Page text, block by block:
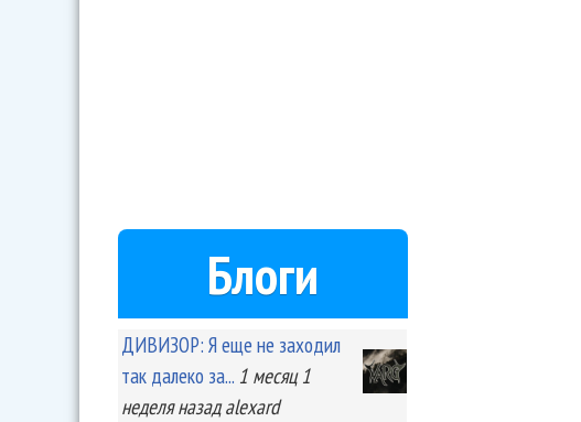
Блоги
ДИВИЗОР: Я еще не заходил
так далеко за... 1 месяц 1
неделяназад alexard